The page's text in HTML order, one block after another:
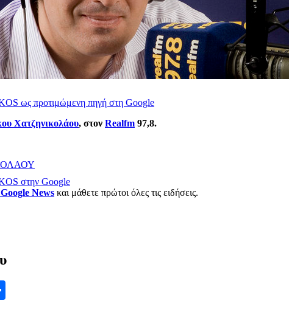
ως προτιμώμενη πηγή στη Google
Χατζηνικολάου, στον Realfm 97,8.
στην Google
News και μάθετε πρώτοι όλες τις ειδήσεις.